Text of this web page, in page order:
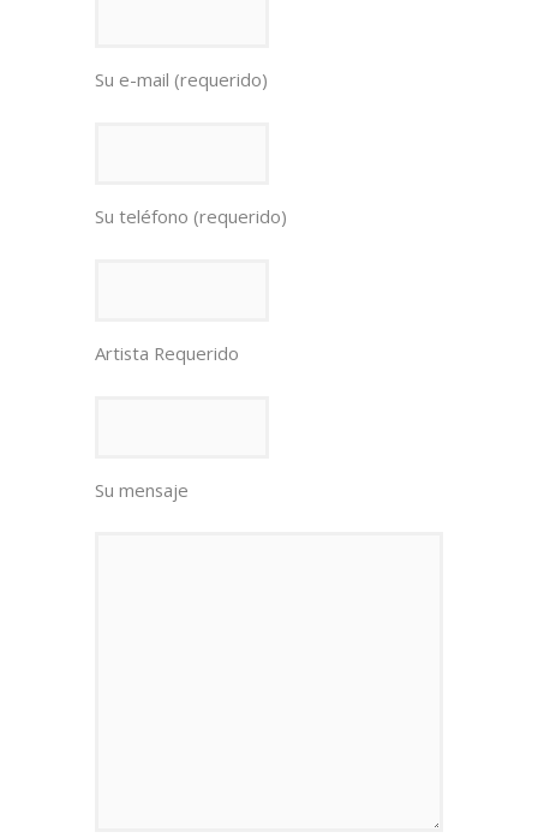
Su e-mail (requerido)
Su teléfono (requerido)
Artista Requerido
Su mensaje